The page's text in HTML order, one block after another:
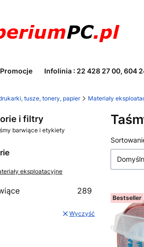
Promocje Infolinia : 22 428 27 00, 604
tusze, tonery, papier Materiały
i filtry
barwiące i etykiety
eksploatacyjne
289
Wyczyść
Lista
Bestseller